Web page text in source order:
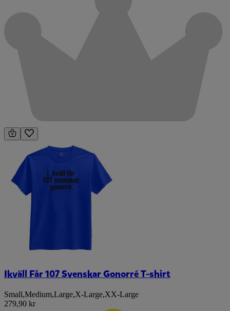
Ikväll Får 107 Svenskar Gonorré T-shirt
Small,Medium,Large,X-Large,XX-Large
279,90 kr